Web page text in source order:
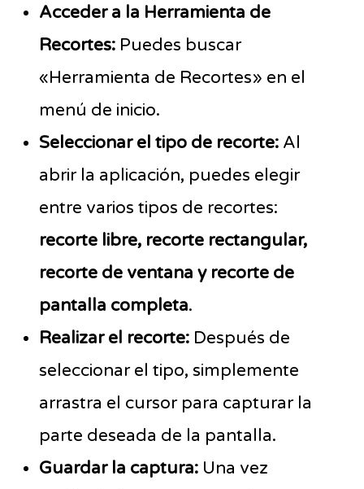
Acceder a la Herramienta de
Recortes: Puedes buscar
«Herramienta de Recortes» en el
menú de inicio.
Seleccionar el tipo de recorte: Al
abrir la aplicación, puedes elegir
entre varios tipos de recortes:
recorte libre, recorte rectangular,
recorte de ventana y recorte de
pantalla completa.
Realizar el recorte: Después de
seleccionar el tipo, simplemente
arrastra el cursor para capturar la
parte deseada de la pantalla.
Guardar la captura: Una vez